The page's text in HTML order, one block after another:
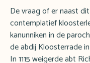
De vraag of er naast
contemplatief
kanunniken in de
de abdij Kloosterrade
In 1115 weigerde abt